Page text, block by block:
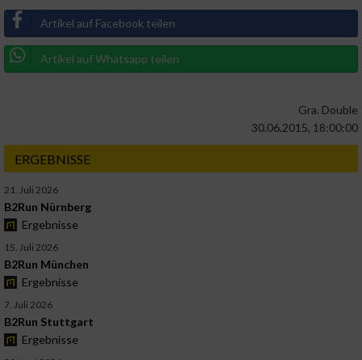
Artikel auf Facebook teilen
Artikel auf Whatsapp teilen
Gra. Double
30.06.2015, 18:00:00
ERGEBNISSE
21. Juli 2026
B2Run Nürnberg
Ergebnisse
15. Juli 2026
B2Run München
Ergebnisse
7. Juli 2026
B2Run Stuttgart
Ergebnisse